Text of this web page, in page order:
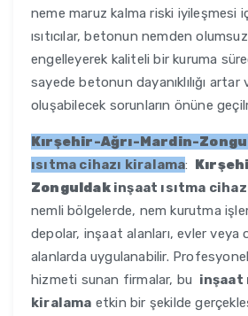
neme maruz kalma riski iyileşmesi
ısıtıcılar, betonun nemden
engelleyerek kaliteli bir kuruma
sayede betonun dayanıklılığı artar
oluşabilecek sorunların önüne
Kırşehir-Ağrı-Mardin-
ısıtma cihazı kiralama:
Zonguldakinşaat ısıtma
nemli bölgelerde, nem kurutma
depolar, inşaat alanları, evler
alanlarda uygulanabilir.
hizmeti sunan firmalar, bu inşaat
kiralama etkin bir şekilde